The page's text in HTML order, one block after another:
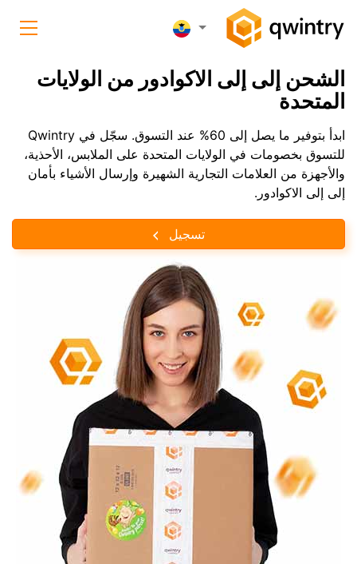
الشحن إلى إلى الاكوادور من الولايات
المتحدة
ابدأ بتوفير ما يصل إلى 60% عند التسوق. سجّل في Qwintry
للتسوق بخصومات في الولايات المتحدة على الملابس، الأحذية،
والأجهزة من العلامات التجارية الشهيرة وإرسال الأشياء بأمان
إلى إلى الاكوادور.
تسجيل